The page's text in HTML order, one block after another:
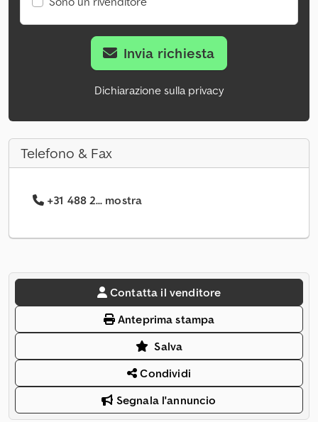
Invia richiesta
Dichiarazione sulla privacy
Telefono & Fax
+31 488 2... mostra
Contatta il venditore
Anteprima stampa
Salva
Condividi
Segnala l'annuncio